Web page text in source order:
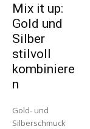
Mix it up:
Gold und
Silber
stilvoll
kombiniere
n
Gold- und
Silberschmuck